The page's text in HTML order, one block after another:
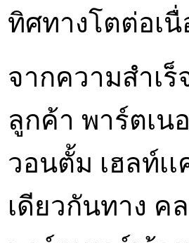
ทิศทางโตต่อเนื่
จากความสำเ
ลูกค้า พาร์ตเน
วอนตั้ม เฮลท์เ
เดียวกันทาง ค